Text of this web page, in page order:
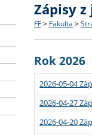
Struktura
Strategie
Podpora
Co
Učitelské
Rigorózní
O vědě a
Granty a
Aktuální
Zápisy
FF > Fakulta >
Rok 2026
2026-05-04
2026-04-27
2026-04-20